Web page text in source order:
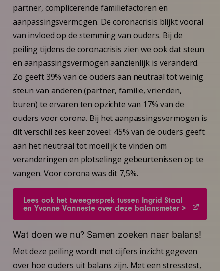
partner, complicerende familiefactoren en
aanpassingsvermogen. De coronacrisis blijkt vooral
van invloed op de stemming van ouders. Bij de
peiling tijdens de coronacrisis zien we ook dat steun
en aanpassingsvermogen aanzienlijk is veranderd.
Zo geeft 39% van de ouders aan neutraal tot weinig
steun van anderen (partner, familie, vrienden,
buren) te ervaren ten opzichte van 17% van de
ouders voor corona. Bij het aanpassingsvermogen is
dit verschil zes keer zoveel: 45% van de ouders geeft
aan het neutraal tot moeilijk te vinden om
veranderingen en plotselinge gebeurtenissen op te
vangen. Voor corona was dit 7,5%.
Lees ook het tweegesprek tussen Ingrid Staal
en Yvonne Vanneste over deze balansmeter >
Wat doen we nu? Samen zoeken naar balans!
Met deze peiling wordt met cijfers inzicht gegeven
over hoe ouders uit balans zijn. Met een stresstest,